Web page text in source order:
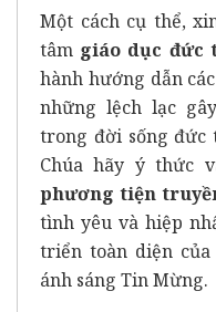
Một cách cụ thể,
tâm giáo dục đức
hành hướng dẫn
những lệch lạc
trong đời sống đức
Chúa hãy ý thức
phương tiện
tình yêu và hiệp
triển toàn diện
ánh sáng Tin Mừng.